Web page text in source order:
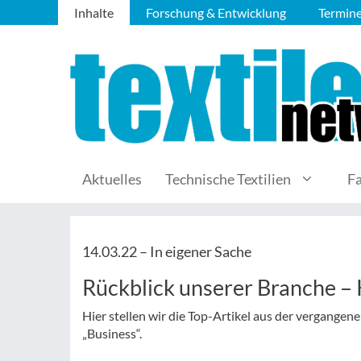
Inhalte Forschung & Entwicklung
Aktuelles Technische Textilien
14.03.22 – In eigener Sache
Rückblick unserer Branche
Hier stellen wir die Top-Artikel aus der
„Business“.